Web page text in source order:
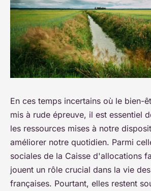
En ces temps incertains où le bien-
mis à rude épreuve, il est essentiel
les ressources mises à notre
améliorer notre quotidien. Parmi
sociales de la Caisse d'allocations
jouent un rôle crucial dans la vie
françaises. Pourtant, elles restent